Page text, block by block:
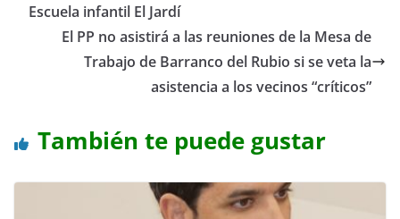
Escuela infantil El Jardí
El PP no asistirá a las reuniones de la Mesa de
Trabajo de Barranco del Rubio si se veta la
asistencia a los vecinos “críticos”
También te puede gustar